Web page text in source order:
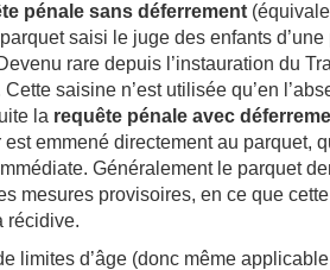
pénale sans déferrement
saisi le juge des enfants
rare depuis l’instauration du
saisine n’est utilisée qu’en
la requête pénale avec
est emmené directement au parquet,
Généralement le parquet
mesures provisoires, en ce que
récidive.
de limites d’âge (donc même